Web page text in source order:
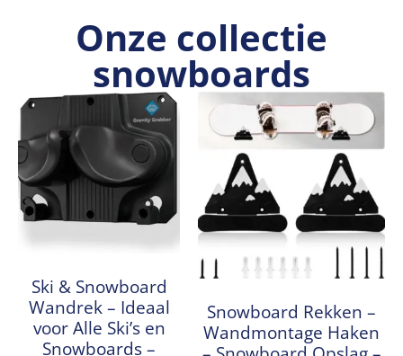
Onze collectie
snowboards
Ski & Snowboard
Wandrek – Ideaal
voor Alle Ski’s en
Snowboards –
Snowboard Rekken –
Wandmontage Haken